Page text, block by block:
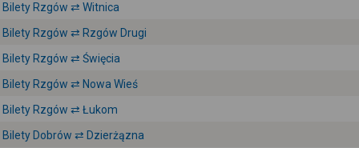
Bilety Rzgów ⇄ Witnica
Bilety Rzgów ⇄ Rzgów Drugi
Bilety Rzgów ⇄ Święcia
Bilety Rzgów ⇄ Nowa Wieś
Bilety Rzgów ⇄ Łukom
Bilety Dobrów ⇄ Dzierżązna